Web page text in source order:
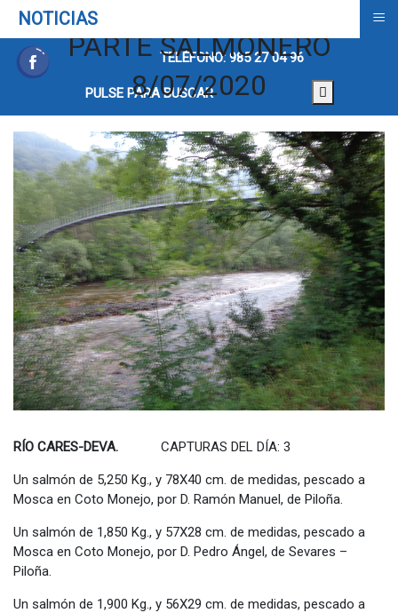
TELÉFONO: 985 27 04 96
PULSE PARA BUSCAR
PARTE SALMONERO
8/07/2020
RÍO CARES-DEVA. CAPTURAS DEL DÍA: 3
Un salmón de 5,250 Kg., y 78X40 cm. de medidas, pescado a
Mosca en Coto Monejo, por D. Ramón Manuel, de Piloña.
Un salmón de 1,850 Kg., y 57X28 cm. de medidas, pescado a
Mosca en Coto Monejo, por D. Pedro Ángel, de Sevares –
Piloña.
Un salmón de 1,900 Kg., y 56X29 cm. de medidas, pescado a
NOTICIAS ≡